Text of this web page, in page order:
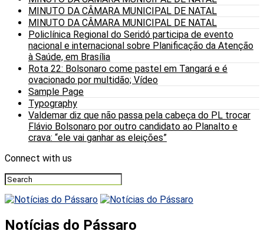
MINUTO DA CÂMARA MUNICIPAL DE NATAL
MINUTO DA CÂMARA MUNICIPAL DE NATAL
Policlínica Regional do Seridó participa de evento
nacional e internacional sobre Planificação da Atenção
à Saúde, em Brasília
Rota 22: Bolsonaro come pastel em Tangará e é
ovacionado por multidão; Vídeo
Sample Page
Typography
Valdemar diz que não passa pela cabeça do PL trocar
Flávio Bolsonaro por outro candidato ao Planalto e
crava: “ele vai ganhar as eleições”
Connect with us
Notícias do Pássaro